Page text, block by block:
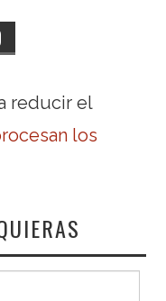
reducir el
los